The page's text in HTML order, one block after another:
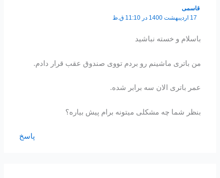
قاسمی
17 اردیبهشت 1400 در 11:10 ق.ظ
باسلام و خسته نباشید
من باتری ماشینم رو بردم تووی صندوق عقب قرار دادم.
عمر باتری الان سه برابر شده.
بنظر شما چه مشکلی میتونه برام پیش بیاره؟
پاسخ